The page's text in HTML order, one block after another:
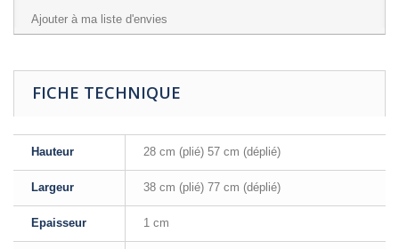
Ajouter à ma liste d'envies
FICHE TECHNIQUE
Hauteur 28 cm (plié) 57 cm (déplié)
Largeur 38 cm (plié) 77 cm (déplié)
Epaisseur 1 cm